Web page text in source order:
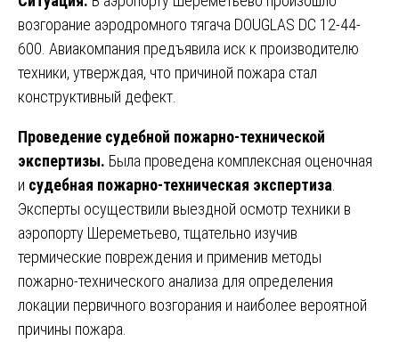
возгорание аэродромного тягача DOUGLAS DC 12-44-
600. Авиакомпания предъявила иск к производителю
техники, утверждая, что причиной пожара стал
конструктивный дефект.
Проведение судебной пожарно-технической
экспертизы. Была проведена комплексная оценочная
и судебная пожарно-техническая экспертиза
Эксперты осуществили выездной осмотр техники в
аэропорту Шереметьево, тщательно изучив
термические повреждения и применив методы
пожарно-технического анализа для определения
локации первичного возгорания и наиболее вероятной
причины пожара.